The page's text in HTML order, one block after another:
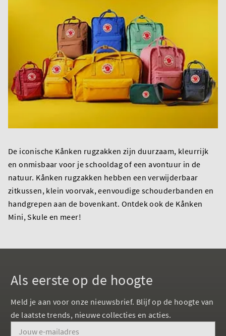
De iconische Kånken rugzakken zijn duurzaam, kleurrijk
en onmisbaar voor je schooldag of een avontuur in de
natuur. Kånken rugzakken hebben een verwijderbaar
zitkussen, klein voorvak, eenvoudige schouderbanden en
handgrepen aan de bovenkant. Ontdek ook de Kånken
Mini, Skule en meer!
Als eerste op de hoogte
Meld je aan voor onze nieuwsbrief. Blijf op de hoogte van
de laatste trends, nieuwe collecties en acties.